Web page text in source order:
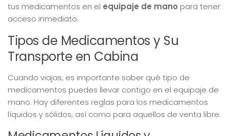
tus medicamentos en el equipaje de mano para tener
acceso inmediato.
Tipos de Medicamentos y Su
Transporte en Cabina
Cuando viajas, es importante saber qué tipo de
medicamentos puedes llevar contigo en el equipaje de
mano. Hay diferentes reglas para los medicamentos
líquidos y sólidos, así como para aquellos de venta libre.